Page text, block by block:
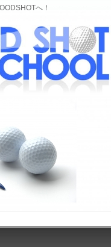
へ！